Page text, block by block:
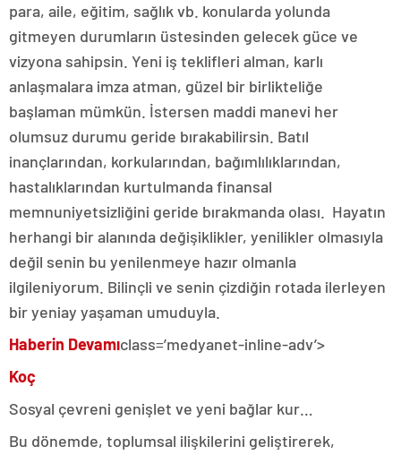
para, aile, eğitim, sağlık vb. konularda yolunda
gitmeyen durumların üstesinden gelecek güce ve
vizyona sahipsin. Yeni iş teklifleri alman, karlı
anlaşmalara imza atman, güzel bir birlikteliğe
başlaman mümkün. İstersen maddi manevi her
olumsuz durumu geride bırakabilirsin. Batıl
inançlarından, korkularından, bağımlılıklarından,
hastalıklarından kurtulmanda finansal
memnuniyetsizliğini geride bırakmanda olası. Hayatın
herhangi bir alanında değişiklikler, yenilikler olmasıyla
değil senin bu yenilenmeye hazır olmanla
ilgileniyorum. Bilinçli ve senin çizdiğin rotada ilerleyen
bir yeniay yaşaman umuduyla.
Haberin Devamıclass=’medyanet-inline-adv’>
Koç
Sosyal çevreni genişlet ve yeni bağlar kur…
Bu dönemde, toplumsal ilişkilerini geliştirerek,